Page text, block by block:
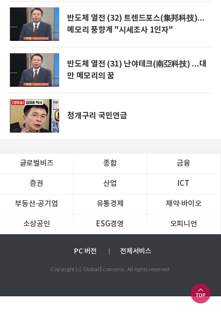
반도체 열전 (32) 트렌드포스(集邦科技)...
메모리 풍향계 "시세조사 1인자"
반도체 열전 (31) 난야테크(南亞科技) ...대
만 메모리의 꿈
청개구리 국민연금
글로벌비즈 종합 금융
증권 산업 ICT
부동산·공기업 유통경제 제약∙바이오
소상공인 ESG경영 오피니언
PC 버전 전체서비스
Copyright (c) Global Economic. All rights reserved.